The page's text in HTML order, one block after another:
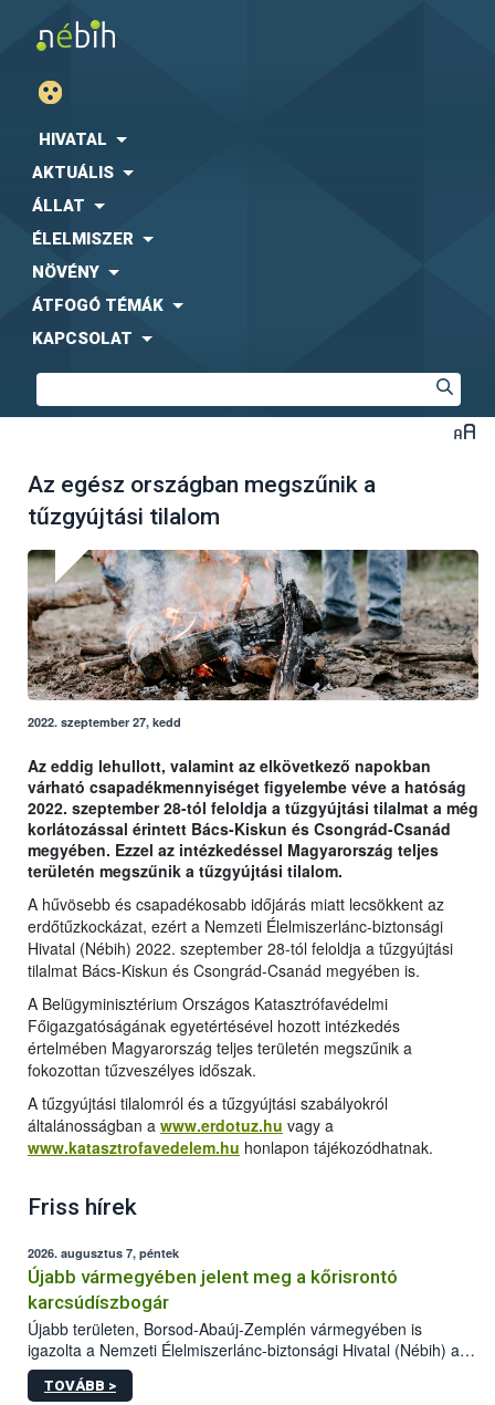
HIVATAL
AKTUÁLIS
ÁLLAT
ÉLELMISZER
NÖVÉNY
ÁTFOGÓ TÉMÁK
KAPCSOLAT
Az egész országban megszűnik a
tűzgyújtási tilalom
2022. szeptember 27, kedd
Az eddig lehullott, valamint az elkövetkező napokban
várható csapadékmennyiséget figyelembe véve a hatóság
2022. szeptember 28-tól feloldja a tűzgyújtási tilalmat a még
korlátozással érintett Bács-Kiskun és Csongrád-Csanád
megyében. Ezzel az intézkedéssel Magyarország teljes
területén megszűnik a tűzgyújtási tilalom.
A hűvösebb és csapadékosabb időjárás miatt lecsökkent az
erdőtűzkockázat, ezért a Nemzeti Élelmiszerlánc-biztonsági
Hivatal (Nébih) 2022. szeptember 28-tól feloldja a tűzgyújtási
tilalmat Bács-Kiskun és Csongrád-Csanád megyében is.
A Belügyminisztérium Országos Katasztrófavédelmi
Főigazgatóságának egyetértésével hozott intézkedés
értelmében Magyarország teljes területén megszűnik a
fokozottan tűzveszélyes időszak.
A tűzgyújtási tilalomról és a tűzgyújtási szabályokról
általánosságban a www.erdotuz.hu vagy a
www.katasztrofavedelem.hu honlapon tájékozódhatnak.
Friss hírek
2026. augusztus 7, péntek
Újabb vármegyében jelent meg a kőrisrontó
karcsúdíszbogár
Újabb területen, Borsod-Abaúj-Zemplén vármegyében is
igazolta a Nemzeti Élelmiszerlánc-biztonsági Hivatal (Nébih) a
kőrisrontó karcsúdíszbogár (Agrilus planipennis) jelenlétét. A
kártevőt nem csak színcsapdában találták meg, de már fertőzött
TOVÁBB >